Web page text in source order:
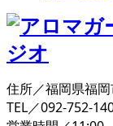
住所／福岡県福
TEL／092-752-